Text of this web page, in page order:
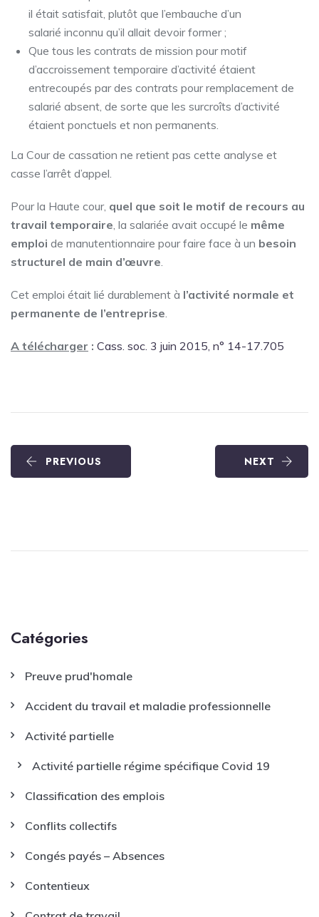
il était satisfait, plutôt que l’embauche d’un
salarié inconnu qu’il allait devoir former ;
Que tous les contrats de mission pour motif
d’accroissement temporaire d’activité étaient
entrecoupés par des contrats pour remplacement de
salarié absent, de sorte que les surcroîts d’activité
étaient ponctuels et non permanents.
La Cour de cassation ne retient pas cette analyse et
casse l’arrêt d’appel.
Pour la Haute cour, quel que soit le motif de recours au
travail temporaire, la salariée avait occupé le même
emploi de manutentionnaire pour faire face à un besoin
structurel de main d’œuvre.
Cet emploi était lié durablement à l’activité normale et
permanente de l’entreprise.
A télécharger : Cass. soc. 3 juin 2015, n° 14-17.705
PREVIOUS NEXT
Catégories
Preuve prud'homale
Accident du travail et maladie professionnelle
Activité partielle
Activité partielle régime spécifique Covid 19
Classification des emplois
Conflits collectifs
Congés payés – Absences
Contentieux